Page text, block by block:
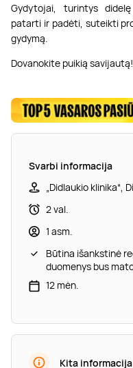
Gydytojai, turintys
patarti ir padėti, suteikti
gydymą.
Dovanokite puikią savijautą!
Svarbi informacija
„Didlaukio klinika“,
2 val.
1 asm.
Būtina išankstinė
duomenys bus
12 mėn.
Kita informacija